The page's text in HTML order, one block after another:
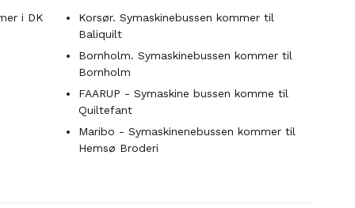
i DK
Korsør. Symaskinebussen kommer til
Baliquilt
Bornholm. Symaskinebussen kommer til
Bornholm
FAARUP - Symaskine bussen komme til
Quiltefant
Maribo - Symaskinenebussen kommer til
Hemsø Broderi